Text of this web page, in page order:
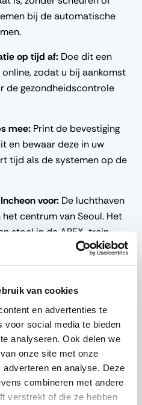
van cookies
en advertenties te
voor social media te bieden
analyseren. Ook delen we
onze site met onze
en analyse. Deze
combineren met andere
verstrekt of die ze hebben
bij de automatische
op tijd af: Doe dit een
zodat u bij aankomst
de gezondheidscontrole
mee: Print de bevestiging
en bewaar deze in uw
tijd als de systemen op de
voor: De luchthaven
centrum van Seoul. Het
stoel in de AREX-trein
of een limousinebus is de
om naar de stad te